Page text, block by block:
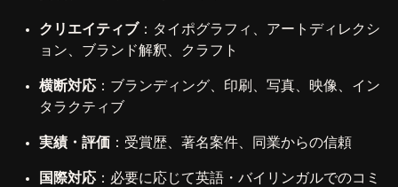
クリエイティブ ：タイポグラフィ、アートディレクシ
ョン、ブランド解釈、クラフト
横断対応 ：ブランディング、印刷、写真、映像、イン
タラクティブ
実績・評価 ：受賞歴、著名案件、同業からの信頼
国際対応 ：必要に応じて英語・バイリンガルでのコミ